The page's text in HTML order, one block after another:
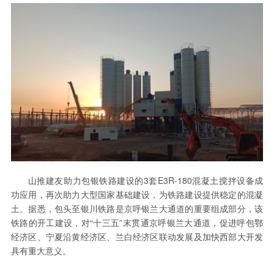
山推建友助力包银铁路建设的3套E3R-180混凝土搅拌设备成
功应用，再次助力大型国家基础建设，为铁路建设提供稳定的混凝
土。据悉，包头至银川铁路是京呼银兰大通道的重要组成部分，该
铁路的开工建设，对“十三五”末贯通京呼银兰大通道，促进呼包鄂
经济区、宁夏沿黄经济区、兰白经济区联动发展及加快西部大开发
具有重大意义。